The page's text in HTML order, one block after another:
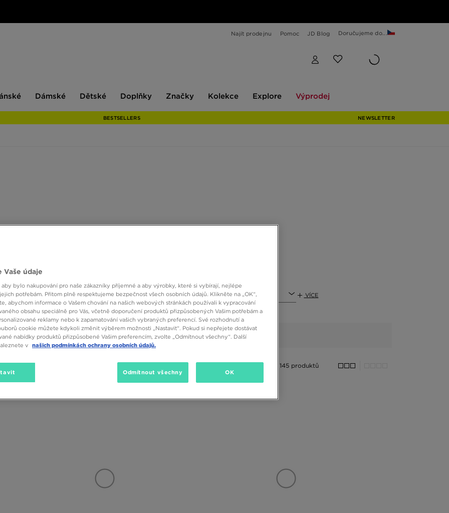
Najít prodejnu Pomoc JD Blog Doručujeme do...
Dámské Dětské Doplňky Značky Kolekce Explore Výprodej
BESTSELLERS NEWSLETTER
Pohlaví 1 Značka Velikost VÍCE
145 produktů
Vaše údaje
aby bylo nakupování pro naše zákazníky příjemné a aby výrobky, které si vybírají, nejlépe
potřebám. Přitom plně respektujeme bezpečnost všech osobních údajů. Klikněte na „OK“,
abychom informace o Vašem chování na našich webových stránkách používali k vypracování
obsahu speciálně pro Vás, včetně doporučení produktů přizpůsobených Vašim potřebám a
reklamy nebo k zapamatování vašich vybraných preferencí. Své rozhodnutí a
cookie můžete kdykoli změnit výběrem možnosti „Nastavit“. Pokud si nepřejete dostávat
nabídky produktů přizpůsobené Vašim preferencím, zvolte „Odmítnout všechny“. Další
v našich podmínkách ochrany osobních údajů.
Odmítnout všechny OK